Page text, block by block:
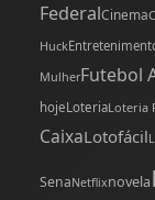
FederalCinema
Huck
MulherFutebol
hojeLoteriaLoteria
CaixaLotofácil
SenaNetflixnovela